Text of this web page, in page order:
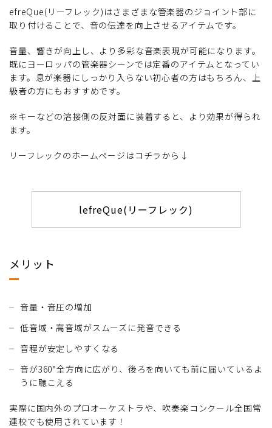
efreQue(リーフレック)はさまざまな管楽器のジョイント部に
取り付けることで、音の伝達を向上させるアイテムです。
音量、響きが向上し、より多彩な音楽表現が可能になります。
既にヨーロッパの管楽器シーンでは定番のアイテムとなってい
ます。息が楽器にしっかり入らない初心者の方はもちろん、上
級者の方にもおすすめです。
※キーなどの溶接側の反対面に装着すると、より効果が得られ
ます。
リーフレックのホームページはコチラから↓
lefreQue(リーフレック)
メリット
音量・音圧の増加
低音域・高音域がスムーズに発音できる
音程が安定しやすくなる
音が360°全方向に広がり、後ろを向いても前に届いているよ
うに聴こえる
実際に国内外のプロオーケストラや、吹奏楽コンクール全国常
連校でも使用されています！